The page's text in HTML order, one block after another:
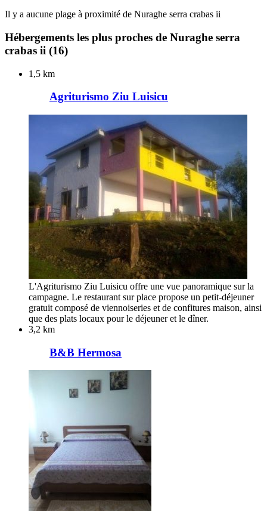
Il y a aucune plage à proximité de Nuraghe serra crabas ii
Hébergements les plus proches de Nuraghe serra
crabas ii (16)
1,5 km
Agriturismo Ziu Luisicu
L'Agriturismo Ziu Luisicu offre une vue panoramique sur la
campagne. Le restaurant sur place propose un petit-déjeuner
gratuit composé de viennoiseries et de confitures maison, ainsi
que des plats locaux pour le déjeuner et le dîner.
3,2 km
B&B Hermosa